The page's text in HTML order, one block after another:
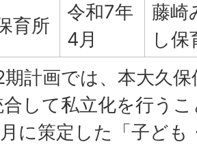
育所
令和7年
4月
藤崎
し保
期計画では、本大久
して私立化を行う
に策定した「子ども